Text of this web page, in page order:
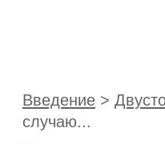
Введение >
случаю...